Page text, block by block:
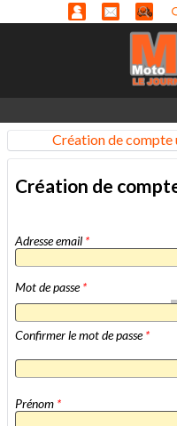
Création de
Création de
Adresse email *
Mot de passe*
Confirmer le mot de passe*
Prénom *